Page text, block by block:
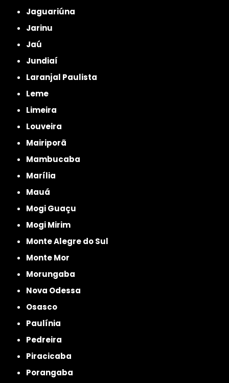
Jaguariúna
Jarinu
Jaú
Jundiaí
Laranjal Paulista
Leme
Limeira
Louveira
Mairiporã
Mambucaba
Marília
Mauá
Mogi Guaçu
Mogi Mirim
Monte Alegre do Sul
Monte Mor
Morungaba
Nova Odessa
Osasco
Paulínia
Pedreira
Piracicaba
Porangaba